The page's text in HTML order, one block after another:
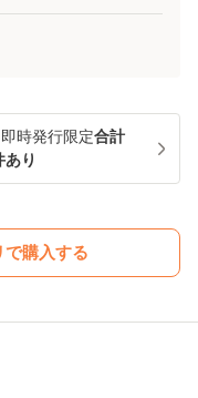
時発行限定合計
り
で購入する